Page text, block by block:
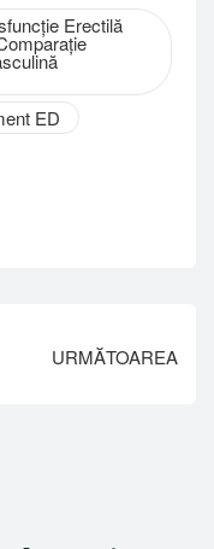
Erectilă
ED
URMĂTOAREA